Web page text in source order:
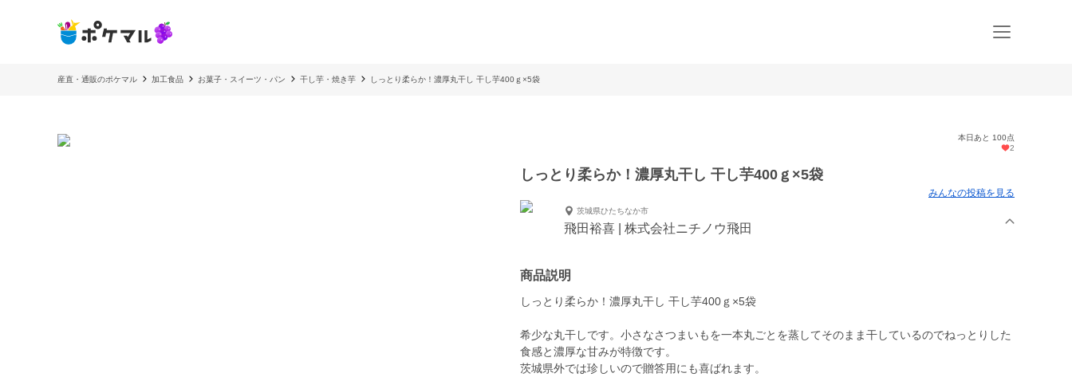
産直・通販のポケマル 加工食品 お菓子・スイーツ・パン 干し芋・焼き芋 しっとり柔らか！濃厚丸干し 干し芋400ｇ×5袋
本日あと 100点
2
しっとり柔らか！濃厚丸干し 干し芋400ｇ×5袋
みんなの投稿を見る
茨城県ひたちなか市
飛田裕喜 | 株式会社ニチノウ飛田
商品説明
しっとり柔らか！濃厚丸干し 干し芋400ｇ×5袋
希少な丸干しです。小さなさつまいもを一本丸ごとを蒸してそのまま干しているのでねっとりした
食感と濃厚な甘みが特徴です。
茨城県外では珍しいので贈答用にも喜ばれます。